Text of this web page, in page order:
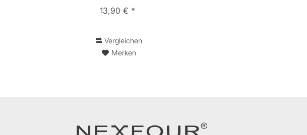
13,90 € *
Vergleichen
Merken